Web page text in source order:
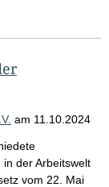
am 11.10.2024
der Arbeitswelt
vom 22. Mai